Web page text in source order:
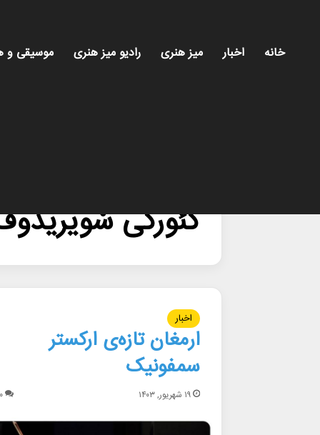
خانه اخبار میز هنری رادیو میز هنری موسیقی و
گئورگی
اخبار
ارمغان تازه‌ی ارکستر
سمفونیک
۱۹ شهریور, ۱۴۰۳ ۰